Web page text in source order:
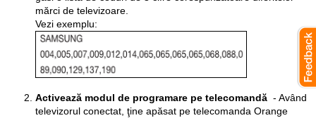
mărci de televizoare.
Vezi exemplu:
Activează modul de programare pe telecomandă - Având
televizorul conectat, ţine apăsat pe telecomanda Orange